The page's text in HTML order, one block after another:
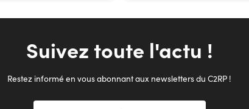
Suivez toute l'actu !
Restez informé en vous abonnant aux newsletters du C2RP !